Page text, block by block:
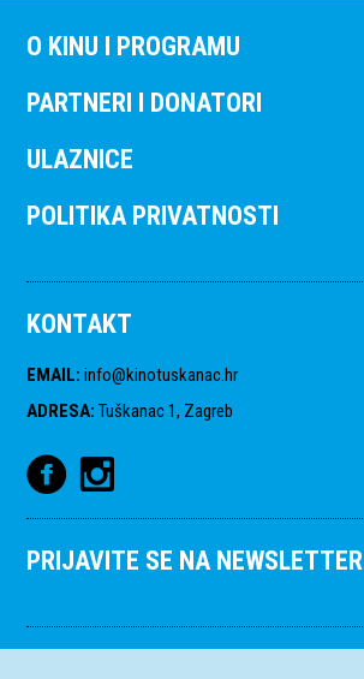
O KINU I PROGRAMU
PARTNERI I DONATORI
ULAZNICE
POLITIKA PRIVATNOSTI
KONTAKT
EMAIL: info@kinotuskanac.hr
ADRESA: Tuškanac 1, Zagreb
PRIJAVITE SE NA NEWSLETTER